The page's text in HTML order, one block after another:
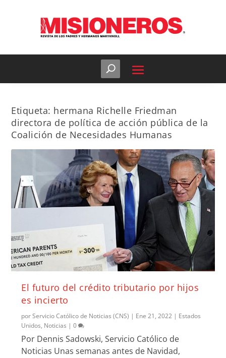
Etiqueta: hermana Richelle Friedman
directora de política de acción pública de la
Coalición de Necesidades Humanas
El futuro del crédito tributario por hijos
es incierto
porServicio Católico de Noticias (CNS) | Ene 21, 2022 | Estados
Unidos, Noticias |0
Por Dennis Sadowski, Servicio Católico de
Noticias Unas semanas antes de Navidad,